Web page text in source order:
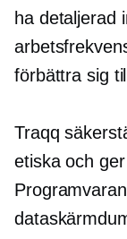
ha detaljerad
förbättra sig
Traqq
etiska och